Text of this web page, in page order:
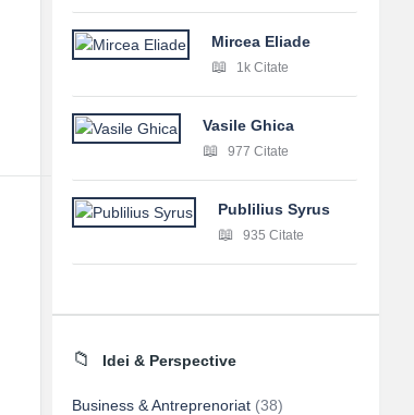
Mircea Eliade
1k Citate
Vasile Ghica
977 Citate
Publilius Syrus
935 Citate
Idei & Perspective
Business & Antreprenoriat (38)